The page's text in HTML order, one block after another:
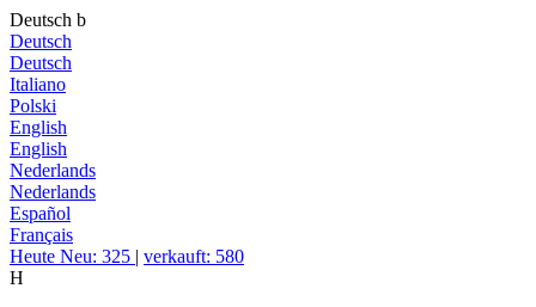
Deutsch b
Deutsch
Deutsch
Italiano
Polski
English
English
Nederlands
Nederlands
Español
Français
Heute Neu: 325 | verkauft: 580
H